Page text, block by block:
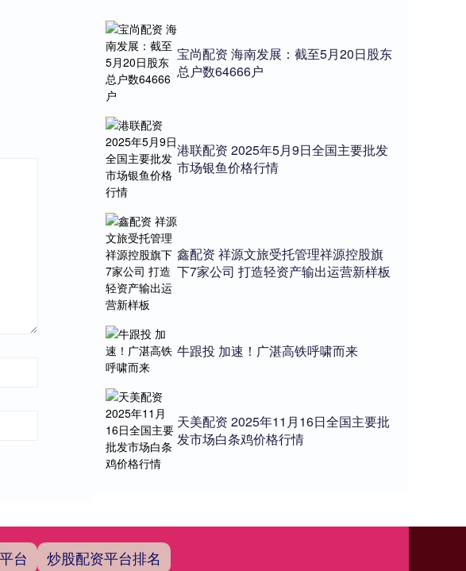
宝尚配资 海南发展：截至5月20日股东
总户数64666户
港联配资 2025年5月9日全国主要批发
市场银鱼价格行情
鑫配资 祥源文旅受托管理祥源控股旗
下7家公司 打造轻资产输出运营新样板
牛跟投 加速！广湛高铁呼啸而来
天美配资 2025年11月16日全国主要批
发市场白条鸡价格行情
台 炒股配资平台排名